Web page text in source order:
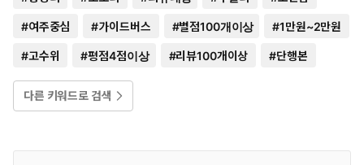
#여주중심 #가이드버스 #별점100개이상 #1만원~2만원
#고수위 #평점4점이상 #리뷰100개이상 #단행본
다른 키워드로 검색